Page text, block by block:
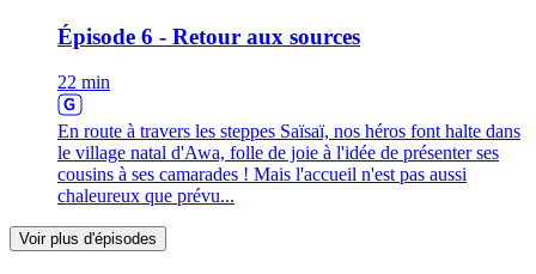
Épisode 6 - Retour aux sources
22 min
En route à travers les steppes Saïsaï, nos héros font halte dans
le village natal d'Awa, folle de joie à l'idée de présenter ses
cousins à ses camarades ! Mais l'accueil n'est pas aussi
chaleureux que prévu...
Voir plus d'épisodes